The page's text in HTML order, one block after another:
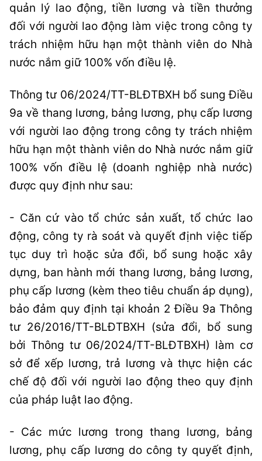
quản lý lao động, tiền lương và tiền thưởng
đối với người lao động làm việc trong công ty
trách nhiệm hữu hạn một thành viên do Nhà
nước nắm giữ 100% vốn điều lệ.
Thông tư 06/2024/TT-BLĐTBXH bổ sung Điều
9a về thang lương, bảng lương, phụ cấp lương
với người lao động trong công ty trách nhiệm
hữu hạn một thành viên do Nhà nước nắm giữ
100% vốn điều lệ (doanh nghiệp nhà nước)
được quy định như sau:
- Căn cứ vào tổ chức sản xuất, tổ chức lao
động, công ty rà soát và quyết định việc tiếp
tục duy trì hoặc sửa đổi, bổ sung hoặc xây
dựng, ban hành mới thang lương, bảng lương,
phụ cấp lương (kèm theo tiêu chuẩn áp dụng),
bảo đảm quy định tại khoản 2 Điều 9a Thông
tư 26/2016/TT-BLĐTBXH (sửa đổi, bổ sung
bởi Thông tư 06/2024/TT-BLĐTBXH) làm cơ
sở để xếp lương, trả lương và thực hiện các
chế độ đối với người lao động theo quy định
của pháp luật lao động.
- Các mức lương trong thang lương, bảng
lương, phụ cấp lương do công ty quyết định,